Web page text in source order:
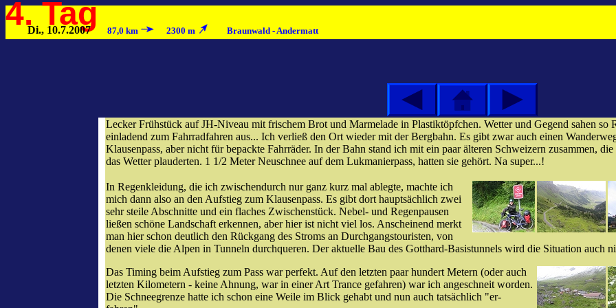
4. Tag
Di., 10.7.200787,0 km 2300 m Braunwald - Andermatt
Lecker Frühstück auf JH-Niveau mit frischem Brot und Marmelade in Plastiktöpfchen. Wetter und Gegend sahen so
einladend zum Fahrradfahren aus... Ich verließ den Ort wieder mit der Bergbahn. Es gibt zwar auch einen
Klausenpass, aber nicht für bepackte Fahrräder. In der Bahn stand ich mit ein paar älteren Schweizern zusammen,
das Wetter plauderten. 1 1/2 Meter Neuschnee auf dem Lukmanierpass, hatten sie gehört. Na super...!
In Regenkleidung, die ich zwischendurch nur ganz kurz mal ablegte, machte ich
mich dann also an den Aufstieg zum Klausenpass. Es gibt dort hauptsächlich zwei
sehr steile Abschnitte und ein flaches Zwischenstück. Nebel- und Regenpausen
ließen schöne Landschaft erkennen, aber hier ist nicht viel los. Anscheinend merkt
man hier schon deutlich den Rückgang des Stroms an Durchgangstouristen, von
denen viele die Alpen in Tunneln durchqueren. Der aktuelle Bau des Gotthard-Basistunnels wird die Situation auch
Das Timing beim Aufstieg zum Pass war perfekt. Auf den letzten paar hundert Metern (oder auch
letzten Kilometern - keine Ahnung, war in einer Art Trance gefahren) war ich angeschneit worden.
Die Schneegrenze hatte ich schon eine Weile im Blick gehabt und nun auch tatsächlich "er-